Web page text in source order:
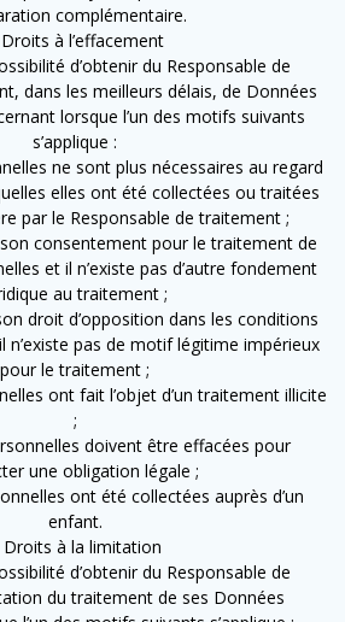
complémentaire.
à l’effacement
d’obtenir du Responsable de
dans les meilleurs délais, de Données
lorsque l’un des motifs suivants
s’applique :
ne sont plus nécessaires au regard
elles ont été collectées ou traitées
par le Responsable de traitement ;
son consentement pour le traitement de
et il n’existe pas d’autre fondement
au traitement ;
droit d’opposition dans les conditions
n’existe pas de motif légitime impérieux
pour le traitement ;
ont fait l’objet d’un traitement illicite
;
doivent être effacées pour
une obligation légale ;
ont été collectées auprès d’un
enfant.
Droits à la limitation
d’obtenir du Responsable de
du traitement de ses Données